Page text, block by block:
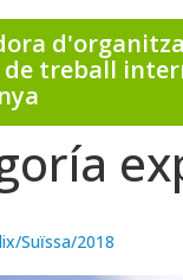
de treball
Suïssa/2018